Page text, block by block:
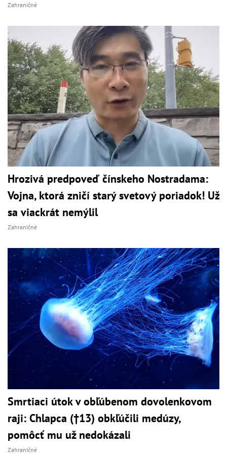
Zahraničné
Hrozivá predpoveď čínskeho Nostradama:
Vojna, ktorá zničí starý svetový poriadok! Už
sa viackrát nemýlil
Zahraničné
Smrtiaci útok v obľúbenom dovolenkovom
raji: Chlapca (†13) obkľúčili medúzy,
pomôcť mu už nedokázali
Zahraničné